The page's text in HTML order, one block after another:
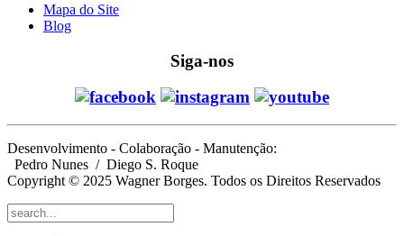
Mapa do Site
Blog
Siga-nos
Desenvolvimento - Colaboração - Manutenção:
Pedro Nunes / Diego S. Roque
Copyright © 2025 Wagner Borges. Todos os Direitos Reservados